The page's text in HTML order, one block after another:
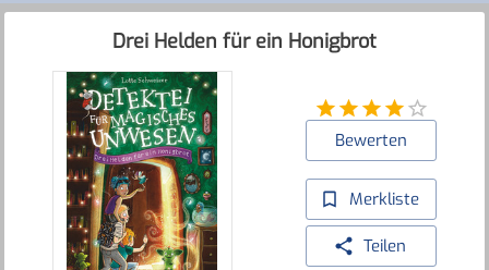
Drei Helden für ein Honigbrot
Bewerten
Merkliste
Teilen